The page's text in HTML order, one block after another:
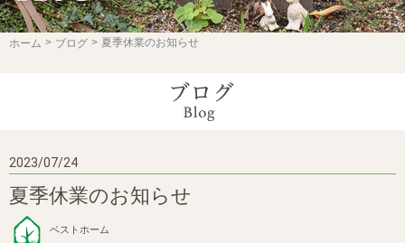
ホーム ブログ 夏季休業のお知らせ
2023/07/24
夏季休業のお知らせ
ベストホーム